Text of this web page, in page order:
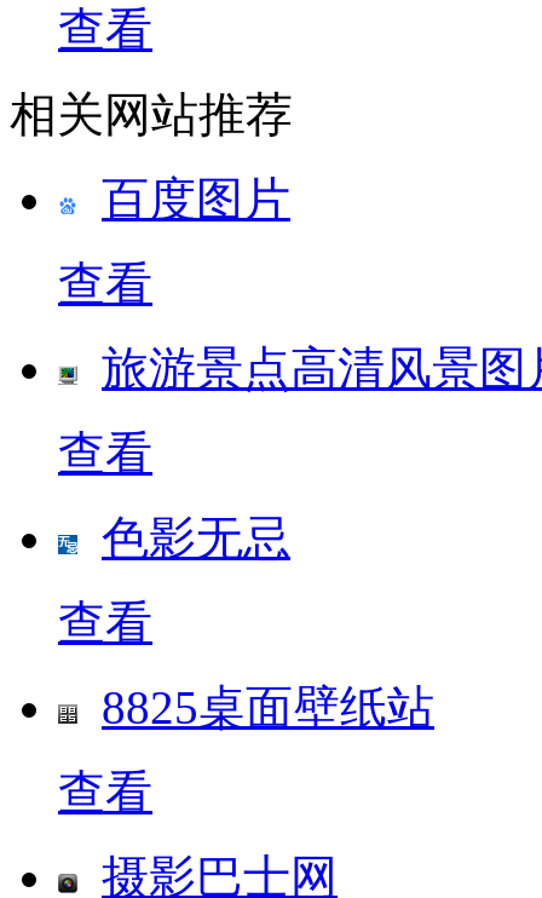
查看
相关网站推荐
百度图片
查看
旅游景点高清风景图
查看
色影无忌
查看
8825桌面壁纸站
查看
摄影巴士网